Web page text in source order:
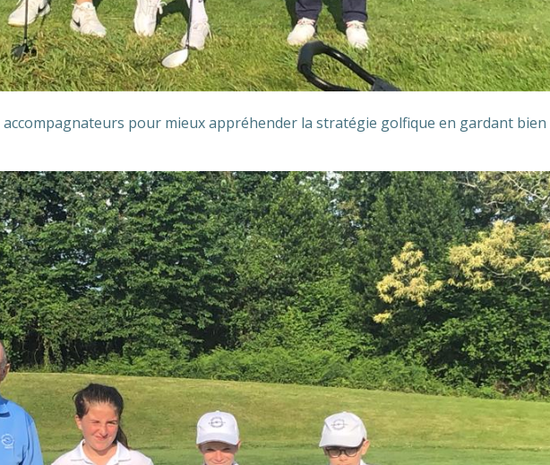
pour mieux appréhender la stratégie golfique en gardant